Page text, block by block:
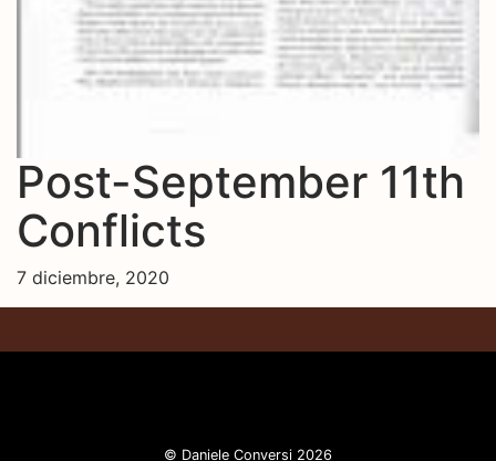
Post-September 11th
Conflicts
7 diciembre, 2020
© Daniele Conversi 2026